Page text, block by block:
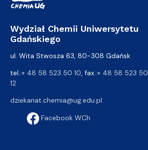
Wydział Chemii Uniwersytetu
Gdańskiego
ul. Wita Stwosza 63, 80-308 Gdańsk
tel.:+ 48 58 523 50 10 , fax.:+ 48 58 523 50
12
dziekanat.chemia@ug.edu.pl
Facebook WCh